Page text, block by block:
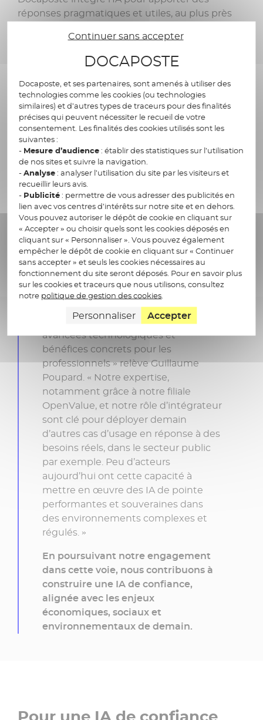
réponses pragmatiques et utiles, au plus près
cadre éthique et souverain.
« DALVIA Synthèse combine
avancées technologiques et
bénéfices concrets pour les
professionnels » relève Guillaume
Poupard. « Notre expertise,
notamment grâce à notre filiale
OpenValue, et notre rôle d’intégrateur
sont clé pour déployer demain
d’autres cas d’usage en réponse à des
besoins réels, dans le secteur public
par exemple. Peu d’acteurs
aujourd’hui ont cette capacité à
mettre en œuvre des IA de pointe
performantes et souveraines dans
des environnements complexes et
régulés. »
En poursuivant notre engagement
dans cette voie, nous contribuons à
construire une IA de confiance,
alignée avec les enjeux
économiques, sociaux et
environnementaux de demain.
Continuer sans accepter
DOCAPOSTE
Docaposte, et ses partenaires, sont amenés à utiliser des
technologies comme les cookies (ou technologies
similaires) et d’autres types de traceurs pour des finalités
précises qui peuvent nécessiter le recueil de votre
consentement. Les finalités des cookies utilisés sont les
suivantes :
- Mesure d’audience: établir des statistiques sur l’utilisation
de nos sites et suivre la navigation.
-Analyse: analyser l’utilisation du site par les visiteurs et
recueillir leurs avis.
- Publicité: permettre de vous adresser des publicités en
lien avec vos centres d’intérêts sur notre site et en dehors.
Vous pouvez autoriser le dépôt de cookie en cliquant sur
« Accepter » ou choisir quels sont les cookies déposés en
cliquant sur « Personnaliser ». Vous pouvez également
empêcher le dépôt de cookie en cliquant sur « Continuer
sans accepter » et seuls les cookies nécessaires au
fonctionnement du site seront déposés. Pour en savoir plus
sur les cookies et traceurs que nous utilisons, consultez
notre politique de gestion des cookies
Personnaliser Accepter